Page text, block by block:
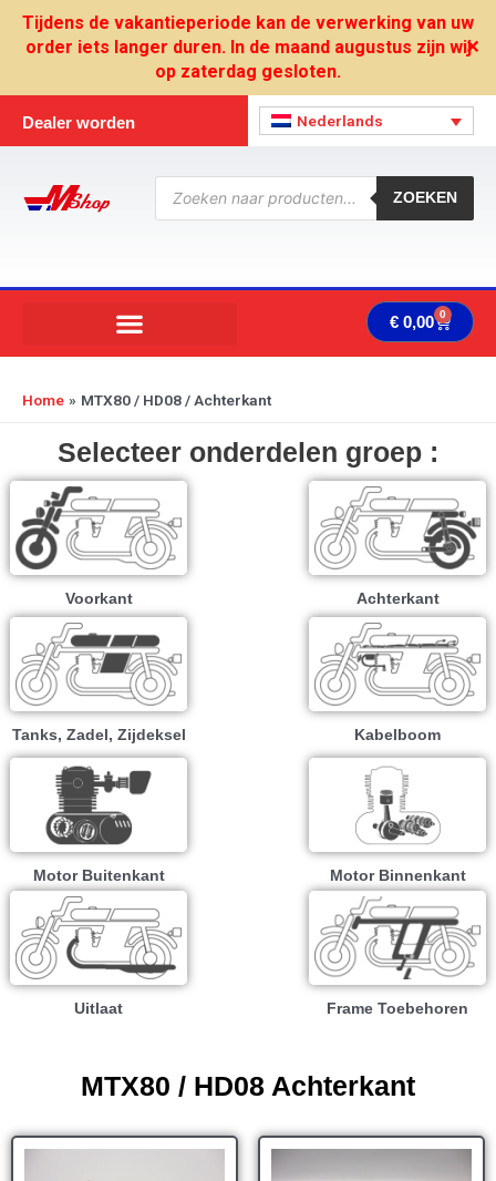
Tijdens de vakantieperiode kan de verwerking van uw
order iets langer duren. In de maand augustus zijn wij
op zaterdag gesloten.
✕
Dealer worden Nederlands
Producten
zoeken
ZOEKEN
€ 0,00 0
Home MTX80 / HD08 / Achterkant
Selecteer onderdelen groep :
Voorkant Achterkant
Tanks, Zadel, Zijdeksel Kabelboom
Motor Buitenkant Motor Binnenkant
Uitlaat Frame Toebehoren
MTX80 / HD08 Achterkant